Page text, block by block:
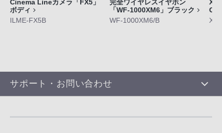
Cinema Lineカメラ「FX5」
ボディ
ILME-FX5B
完全ワイヤレスイヤホン
「WF-1000XM6」ブラック
WF-1000XM6/B
サポート・お問い合わせ